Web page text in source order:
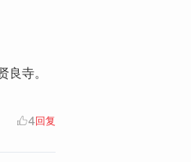
寺。
4回复